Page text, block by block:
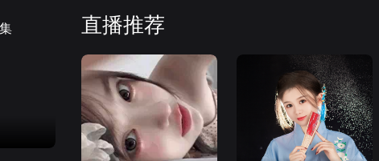
红腰鼓第1集
直播推荐